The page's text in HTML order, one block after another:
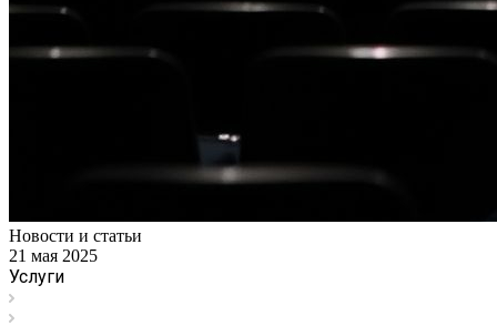
Новости и статьи
21 мая 2025
Услуги